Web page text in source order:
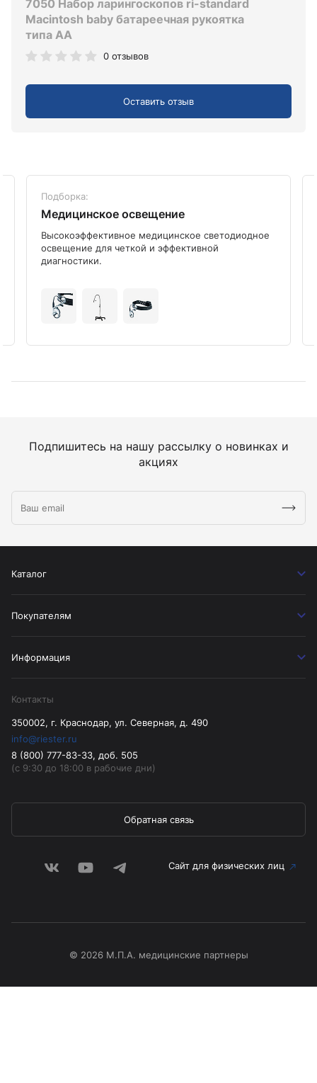
7050 Набор ларингоскопов ri-standard
Macintosh baby батареечная рукоятка
типа AA
0 отзывов
Оставить отзыв
Подборка:
Медицинское освещение
Высокоэффективное медицинское светодиодное
освещение для четкой и эффективной
диагностики.
Подпишитесь на нашу рассылку о новинках и
акциях
Каталог
Покупателям
Информация
Контакты
350002, г. Краснодар, ул. Северная, д. 490
info@riester.ru
8 (800) 777-83-33, доб. 505
(с 9:30 до 18:00 в рабочие дни)
Обратная связь
Сайт для физических лиц
© 2026 М.П.А. медицинские партнеры